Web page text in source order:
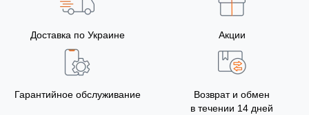
Доставка по Украине Акции
Гарантийное обслуживание
Возврат и обмен
в течении 14 дней